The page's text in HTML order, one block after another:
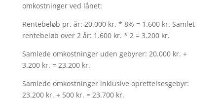
omkostninger ved lånet:
Rentebeløb pr. år: 20.000 kr. * 8% = 1.600 kr. Samlet
rentebeløb over 2 år: 1.600 kr. * 2 = 3.200 kr.
Samlede omkostninger uden gebyrer: 20.000 kr. +
3.200 kr. = 23.200 kr.
Samlede omkostninger inklusive oprettelsesgebyr:
23.200 kr. + 500 kr. = 23.700 kr.